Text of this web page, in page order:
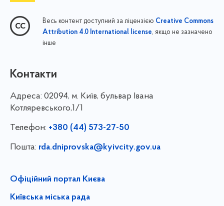
Весь контент доступний за ліцензією Creative Commons
Attribution 4.0 International license, якщо не зазначено
інше
Контакти
Адреса: 02094, м. Київ, бульвар Івана
Котляревського,1/1
Телефон: +380 (44) 573-27-50
Пошта: rda.dniprovska@kyivcity.gov.ua
Офіційний портал Києва
Київська міська рада